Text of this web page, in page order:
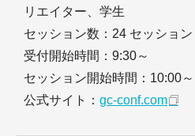
リエイター、学生
セッション数：24 セッション
受付開始時間：9:30～
セッション開始時間：10:00～
公式サイト： gc-conf.com